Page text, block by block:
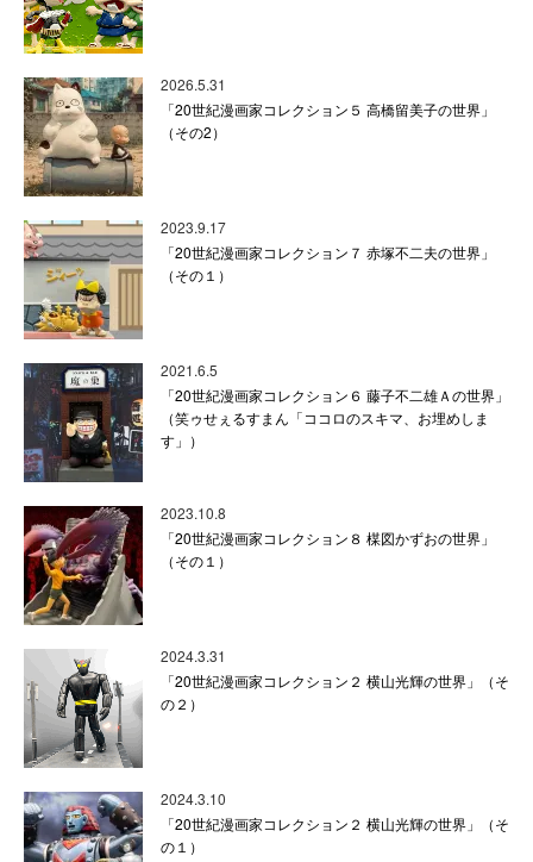
2026.5.31
「20世紀漫画家コレクション５ 高橋留美子の世界」
（その2）
2023.9.17
「20世紀漫画家コレクション７ 赤塚不二夫の世界」
（その１）
2021.6.5
「20世紀漫画家コレクション６ 藤子不二雄Ａの世界」
（笑ゥせぇるすまん「ココロのスキマ、お埋めしま
す」）
2023.10.8
「20世紀漫画家コレクション８ 楳図かずおの世界」
（その１）
2024.3.31
「20世紀漫画家コレクション２ 横山光輝の世界」（そ
の２）
2024.3.10
「20世紀漫画家コレクション２ 横山光輝の世界」（そ
の１）